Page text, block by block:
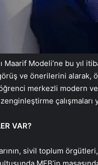
Maarif Modeli’ne bu yıl
ve önerilerini alarak,
merkezli modern
çalışmaları
VAR?
sivil toplum